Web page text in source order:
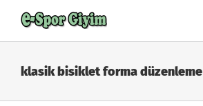
content
klasik bisiklet forma düzenleme